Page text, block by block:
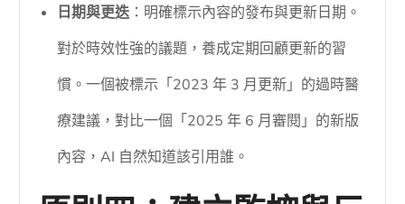
日期與更迭：明確標示內容的發布與更新日期。
對於時效性強的議題，養成定期回顧更新的習
慣。一個被標示「2023 年 3 月更新」的過時醫
療建議，對比一個「2025 年 6 月審閱」的新版
內容，AI 自然知道該引用誰。